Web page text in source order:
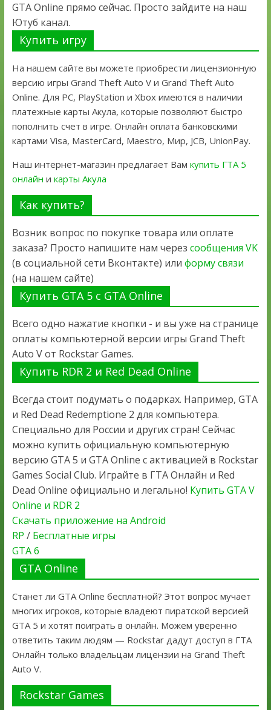
GTA Online прямо сейчас. Просто зайдите на наш
Ютуб канал.
Купить игру
На нашем сайте вы можете приобрести лицензионную
версию игры Grand Theft Auto V и Grand Theft Auto
Online. Для PC, PlayStation и Xbox имеются в наличии
платежные карты Акула, которые позволяют быстро
пополнить счет в игре. Онлайн оплата банковскими
картами Visa, MasterCard, Maestro, Мир, JCB, UnionPay.
Наш интернет-магазин предлагает Вам купить ГТА 5
онлайн и карты Акула
Как купить?
Возник вопрос по покупке товара или оплате
заказа? Просто напишите нам через сообщения VK
(в социальной сети Вконтакте) или форму связи
(на нашем сайте)
Купить GTA 5 с GTA Online
Всего одно нажатие кнопки - и вы уже на странице
оплаты компьютерной версии игры Grand Theft
Auto V от Rockstar Games.
Купить RDR 2 и Red Dead Online
Всегда стоит подумать о подарках. Например, GTA
и Red Dead Redemptione 2 для компьютера.
Специально для России и других стран! Сейчас
можно купить официальную компьютерную
версию GTA 5 и GTA Online с активацией в Rockstar
Games Social Club. Играйте в ГТА Онлайн и Red
Dead Online официально и легально! Купить GTA V
Online и RDR 2
Скачать приложение на Android
RP / Бесплатные игры
GTA 6
GTA Online
Станет ли GTA Online бесплатной? Этот вопрос мучает
многих игроков, которые владеют пиратской версией
GTA 5 и хотят поиграть в онлайн. Можем уверенно
ответить таким людям — Rockstar дадут доступ в ГТА
Онлайн только владельцам лицензии на Grand Theft
Auto V.
Rockstar Games